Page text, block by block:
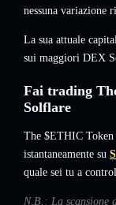
nessuna variazione
La sua attuale
sui maggiori DEX
Fai trading
Solflare
The $ETHIC
istantaneamente su
quale sei tu a
N.B.: La scansione